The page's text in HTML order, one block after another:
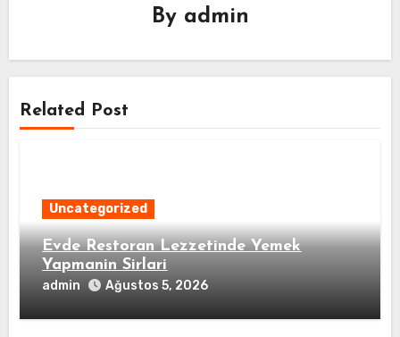
By admin
Related Post
Uncategorized
Evde Restoran Lezzetinde Yemek
Yapmanin Sirlari
admin Ağustos 5, 2026